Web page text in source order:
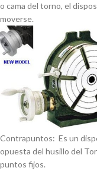
o cama del torno, el
moverse.
Contrapuntos: Es un
opuesta del husillo del
puntos fijos.